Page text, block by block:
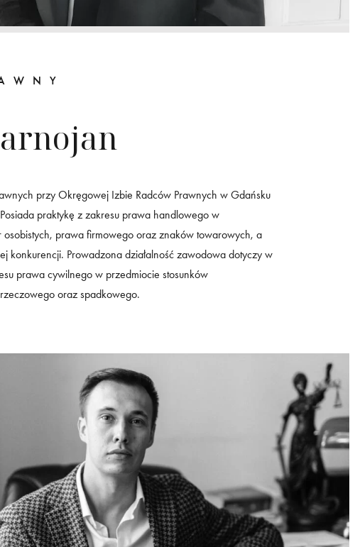
przy Okręgowej Izbie Radców Prawnych w Gdańsku
praktykę z zakresu prawa handlowego w
osobistych, prawa firmowego oraz znaków towarowych, a
konkurencji. Prowadzona działalność zawodowa dotyczy w
prawa cywilnego w przedmiocie stosunków
oraz spadkowego.